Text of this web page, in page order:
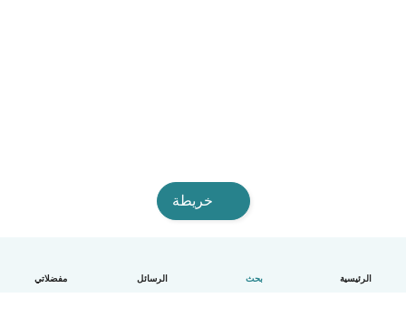
الرئيسية بحث الرسائل مفضلاتي
خريطة